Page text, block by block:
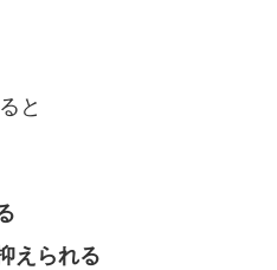
と
えられる